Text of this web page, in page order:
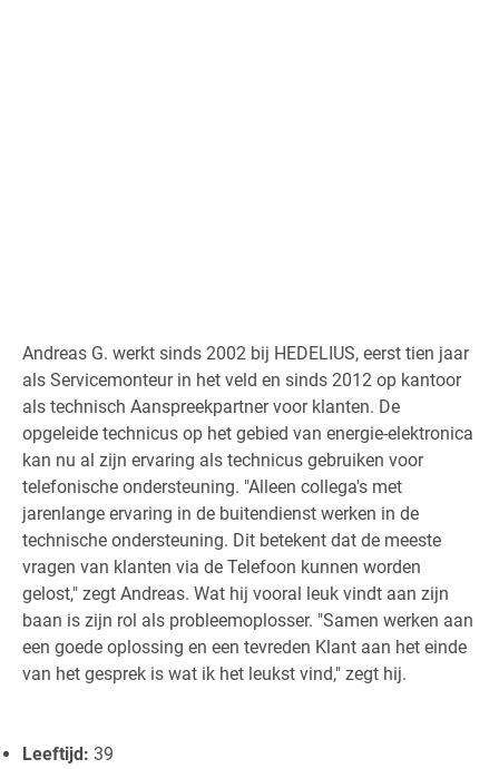
Andreas G. werkt sinds 2002 bij HEDELIUS, eerst tien jaar
als Servicemonteur in het veld en sinds 2012 op kantoor
als technisch Aanspreekpartner voor klanten. De
opgeleide technicus op het gebied van energie-elektronica
kan nu al zijn ervaring als technicus gebruiken voor
telefonische ondersteuning. "Alleen collega's met
jarenlange ervaring in de buitendienst werken in de
technische ondersteuning. Dit betekent dat de meeste
vragen van klanten via de Telefoon kunnen worden
gelost," zegt Andreas. Wat hij vooral leuk vindt aan zijn
baan is zijn rol als probleemoplosser. "Samen werken aan
een goede oplossing en een tevreden Klant aan het einde
van het gesprek is wat ik het leukst vind," zegt hij.
Leeftijd: 39